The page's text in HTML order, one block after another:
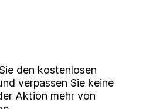
den kostenlosen
verpassen Sie keine
Aktion mehr von